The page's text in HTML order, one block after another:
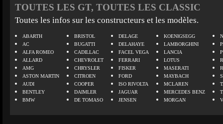
TOUTES LES GT, TOUTES LES CLASSIC
Toutes les infos sur les constructeurs et les modèles.
ABARTH
AC
ALFA ROMEO
ALLARD
AMG
ASTON MARTIN
AUDI
BENTLEY
BMW
BRISTOL
BUGATTI
CADILLAC
CHEVROLET
CHRYSLER
CITROEN
COOPER
DAIMLER
DE TOMASO
DELAGE
DELAHAYE
FACEL VEGA
FERRARI
FISKER
FORD
ISO RIVOLTA
JAGUAR
JENSEN
KOENIGSEGG
LAMBORGHINI
LANCIA
LOTUS
MASERATI
MAYBACH
MCLAREN
MERCEDES BENZ
MORGAN